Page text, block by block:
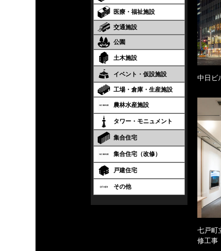
医療・福祉施設
交通施設
公園
土木施設
イベント・仮設施設
工場・倉庫・生産施設
農林水産施設
タワー・モニュメント
集合住宅
集合住宅（改修）
戸建住宅
その他
中日ビ
七戸町
修工事